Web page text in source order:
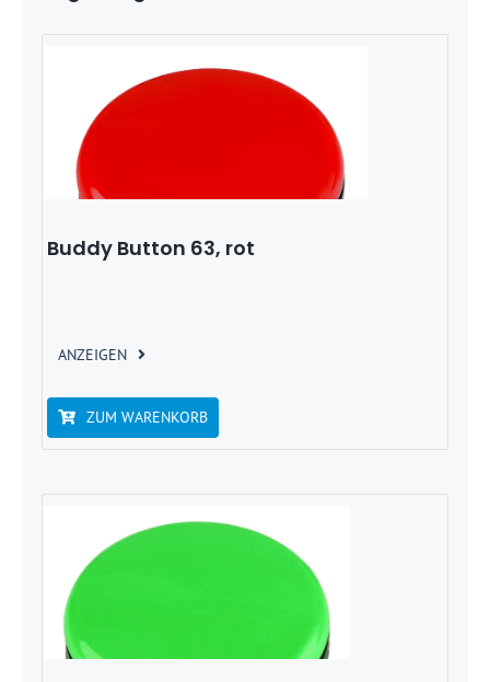
Buddy Button 63, rot
ANZEIGEN
ZUM WARENKORB